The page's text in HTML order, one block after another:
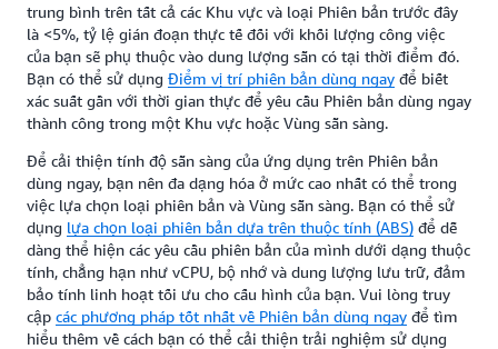
trung bình trên tất cả các Khu vực và loại Phiên bản trước đây
là <5%, tỷ lệ gián đoạn thực tế đối với khối lượng công việc
của bạn sẽ phụ thuộc vào dung lượng sẵn có tại thời điểm đó.
Bạn có thể sử dụng Điểm vị trí phiên bản dùng ngay để biết
xác suất gần với thời gian thực để yêu cầu Phiên bản dùng ngay
thành công trong một Khu vực hoặc Vùng sẵn sàng.
Để cải thiện tính độ sẵn sàng của ứng dụng trên Phiên bản
dùng ngay, bạn nên đa dạng hóa ở mức cao nhất có thể trong
việc lựa chọn loại phiên bản và Vùng sẵn sàng. Bạn có thể sử
dụng lựa chọn loại phiên bản dựa trên thuộc tính (ABS) để dễ
dàng thể hiện các yêu cầu phiên bản của mình dưới dạng thuộc
tính, chẳng hạn như vCPU, bộ nhớ và dung lượng lưu trữ, đảm
bảo tính linh hoạt tối ưu cho cấu hình của bạn. Vui lòng truy
cập các phương pháp tốt nhất về Phiên bản dùng ngay để tìm
hiểu thêm về cách bạn có thể cải thiện trải nghiệm sử dụng